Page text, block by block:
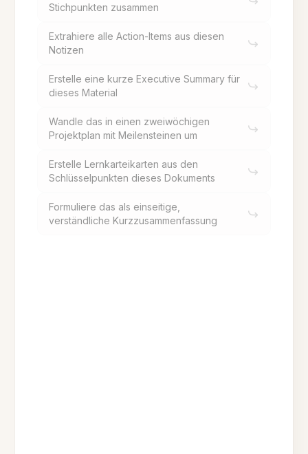
Stichpunkten zusammen
Extrahiere alle Action-Items aus diesen
Notizen
Erstelle eine kurze Executive Summary für
dieses Material
Wandle das in einen zweiwöchigen
Projektplan mit Meilensteinen um
Erstelle Lernkarteikarten aus den
Schlüsselpunkten dieses Dokuments
Formuliere das als einseitige,
verständliche Kurzzusammenfassung